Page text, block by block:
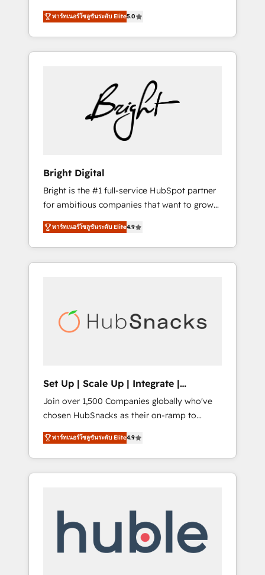
platforming, website design & development.
We specialize in multi-hub implementations
for mid-market & enterprise companies. We
are woman-owned, powered by coffee, and
Impact Award 🏆2022 Technical Expertise
Impact Award 🏆2022 Platform Migration
Excellence Impact Award 🏆2020 Elite
Solutions Partner 🏆2019 Integrations
Website Design HubSpot Impact Award 🏆
2017 Website Design HubSpot Impact Award
🏆2016 Growth-Driven Design Agency of the
Year 🏆2016 Sales Enablement HubSpot
Impact Award 🏆2015 Growth-Driven Design
Agency of the Year 🏆2015 Became the 5th
Agency to reach Diamond 🏆2014 HubSpot
Became a HubSpot Partner 📆Founded in
พาร์ทเนอร์โซลูชันระดับ Elite5.0
Bright Digital
Bright is the #1 full-service HubSpot partner
for ambitious companies that want to grow
smarter. From HubSpot onboarding, to
training, from developing a new website to
lead generation and digital marketing; we do
it all (and with great results)! In short, our
modules, integrations - Marketing & sales
solutions: digital marketing, advertising,
people, exciting ideas and can-do mentality,
we ensure revenue growth on a daily basis.
So tell us your challenge; our passionate and
growth driven team of 100+ experts is ready
for you! Driving digital growth |
www.brightdigital.com
พาร์ทเนอร์โซลูชันระดับ Elite4.9
Set Up | Scale Up | Integrate |
HubSnacks FlexPlan
Join over 1,500 Companies globally who've
chosen HubSnacks as their on-ramp to
HubSpot since 2014 Simple pay-as-you-go
plans that accelerate value... 1️⃣ Set Up |
Onboarding New or Check-fixing existing
HubSpot portals 2️⃣ Scale Up | 100% HubSpot
API Integration project... ⬅️ Click "Contact
Business" ⬅️ to access 150+ Kickstart
พาร์ทเนอร์โซลูชันระดับ Elite4.9